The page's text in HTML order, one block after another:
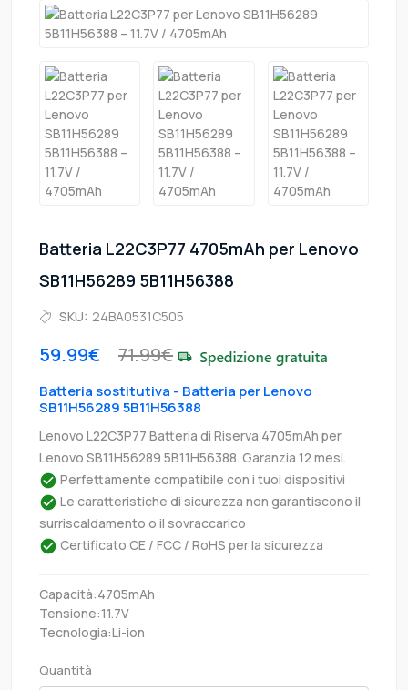
Batteria L22C3P77 4705mAh per Lenovo
SB11H56289 5B11H56388
SKU: 24BA0531C505
59.99€ 71.99€
Batteria sostitutiva - Batteria per Lenovo
SB11H56289 5B11H56388
Lenovo L22C3P77 Batteria di Riserva 4705mAh per
Lenovo SB11H56289 5B11H56388. Garanzia 12 mesi.
Perfettamente compatibile con i tuoi dispositivi
Le caratteristiche di sicurezza non garantiscono il
surriscaldamento o il sovraccarico
Certificato CE / FCC / RoHS per la sicurezza
Capacità:4705mAh
Tensione:11.7V
Tecnologia:Li-ion
Quantità